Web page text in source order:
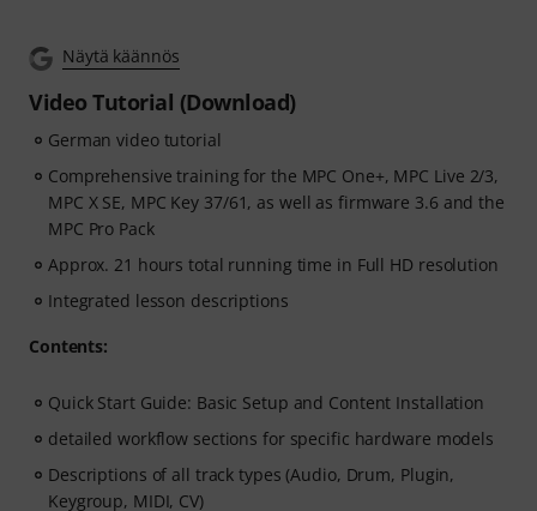
Näytä käännös
Video Tutorial (Download)
German video tutorial
Comprehensive training for the MPC One+, MPC Live 2/3,
MPC X SE, MPC Key 37/61, as well as firmware 3.6 and the
MPC Pro Pack
Approx. 21 hours total running time in Full HD resolution
Integrated lesson descriptions
Contents:
Quick Start Guide: Basic Setup and Content Installation
detailed workflow sections for specific hardware models
Descriptions of all track types (Audio, Drum, Plugin,
Keygroup, MIDI, CV)